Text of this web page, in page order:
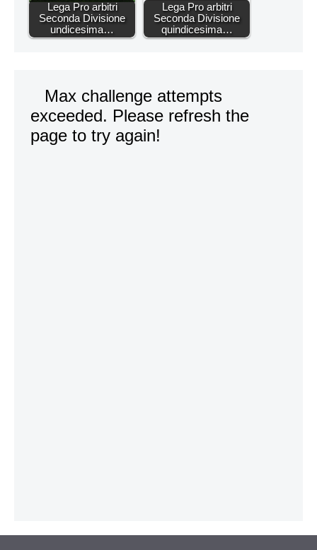
Lega Pro arbitri
Seconda Divisione
undicesima…
Lega Pro arbitri
Seconda Divisione
quindicesima…